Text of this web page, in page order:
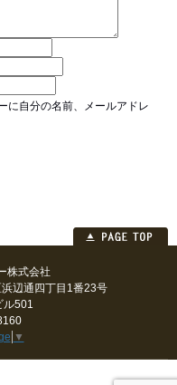
に自分の名前、メールアドレ
株式会社
辺通四丁目1番23号
ル501
▼